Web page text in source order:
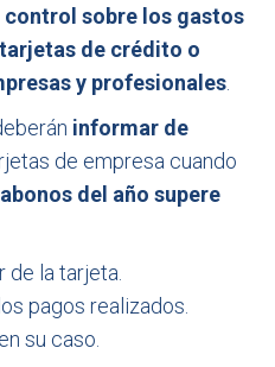
control sobre los gastos
de crédito o
y profesionales
informar de
de empresa cuando
del año supere
la tarjeta.
pagos realizados.
su caso.